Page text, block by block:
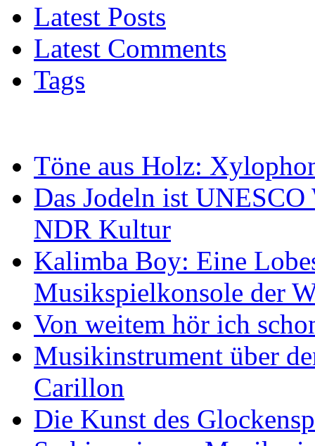
Latest Posts
Latest Comments
Tags
Töne aus Holz:
Das Jodeln ist
NDR Kultur
Kalimba Boy: Eine
Musikspielkonsole der
Von weitem hör ich
Musikinstrument über
Carillon
Die Kunst des